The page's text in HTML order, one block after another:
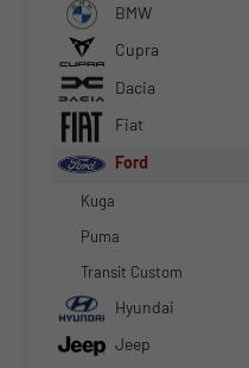
BMW
Cupra
Dacia
Fiat
Ford
Kuga
Puma
Transit Custom
Hyundai
Jeep